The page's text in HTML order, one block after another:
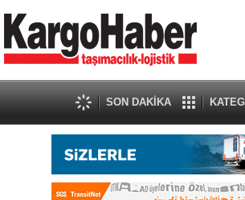
SON DAKİKA